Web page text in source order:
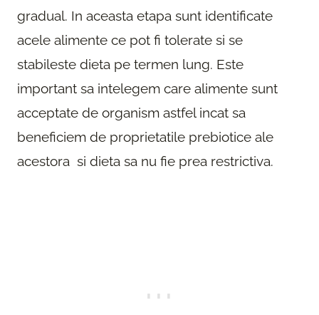
gradual. In aceasta etapa sunt identificate
acele alimente ce pot fi tolerate si se
stabileste dieta pe termen lung. Este
important sa intelegem care alimente sunt
acceptate de organism astfel incat sa
beneficiem de proprietatile prebiotice ale
acestora si dieta sa nu fie prea restrictiva.